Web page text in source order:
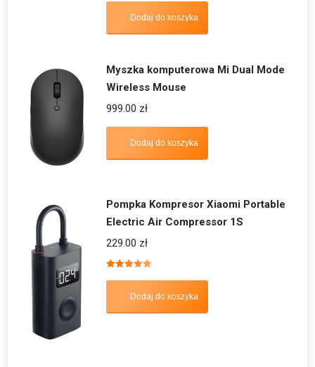
5.00
Dodaj do koszyka
Myszka komputerowa Mi Dual Mode
Wireless Mouse
999.00 zł
Dodaj do koszyka
Pompka Kompresor Xiaomi Portable
Electric Air Compressor 1S
229.00 zł
5.00
Dodaj do koszyka